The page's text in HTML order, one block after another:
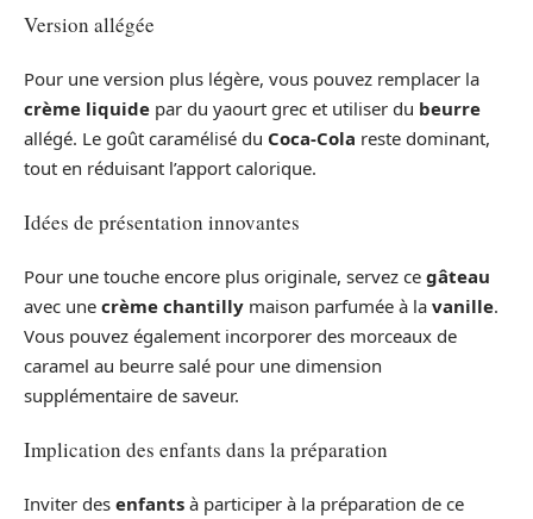
Version allégée
Pour une version plus légère, vous pouvez remplacer la
crème liquide par du yaourt grec et utiliser du beurre
allégé. Le goût caramélisé du Coca-Cola reste dominant,
tout en réduisant l’apport calorique.
Idées de présentation innovantes
Pour une touche encore plus originale, servez ce gâteau
avec une crème chantilly maison parfumée à la vanille.
Vous pouvez également incorporer des morceaux de
caramel au beurre salé pour une dimension
supplémentaire de saveur.
Implication des enfants dans la préparation
Inviter des enfants à participer à la préparation de ce